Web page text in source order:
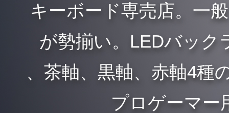
キーボード専売店。一
が勢揃い。LEDバック
、茶軸、黒軸、赤軸4種
プロゲーマー